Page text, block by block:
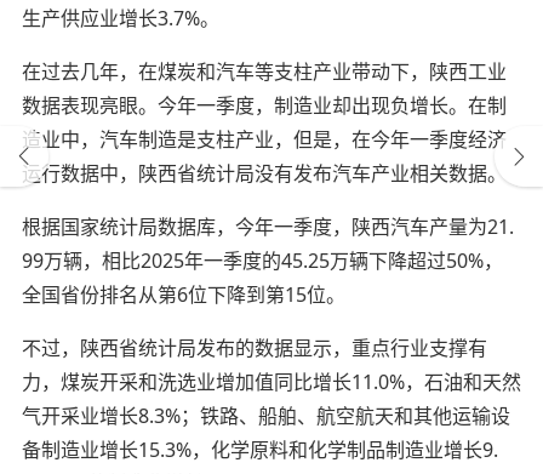
生产供应业增长3.7%。
在过去几年，在煤炭和汽车等支柱产业带动下，陕西工业
数据表现亮眼。今年一季度，制造业却出现负增长。在制
造业中，汽车制造是支柱产业，但是，在今年一季度经济
运行数据中，陕西省统计局没有发布汽车产业相关数据。
根据国家统计局数据库，今年一季度，陕西汽车产量为21.
99万辆，相比2025年一季度的45.25万辆下降超过50%，
全国省份排名从第6位下降到第15位。
不过，陕西省统计局发布的数据显示，重点行业支撑有
力，煤炭开采和洗选业增加值同比增长11.0%，石油和天然
气开采业增长8.3%；铁路、船舶、航空航天和其他运输设
备制造业增长15.3%，化学原料和化学制品制造业增长9.